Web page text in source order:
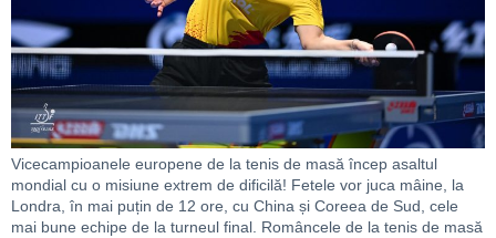
Vicecampioanele europene de la tenis de masă încep asaltul
mondial cu o misiune extrem de dificilă! Fetele vor juca mâine, la
Londra, în mai puțin de 12 ore, cu China și Coreea de Sud, cele
mai bune echipe de la turneul final. Româncele de la tenis de masă